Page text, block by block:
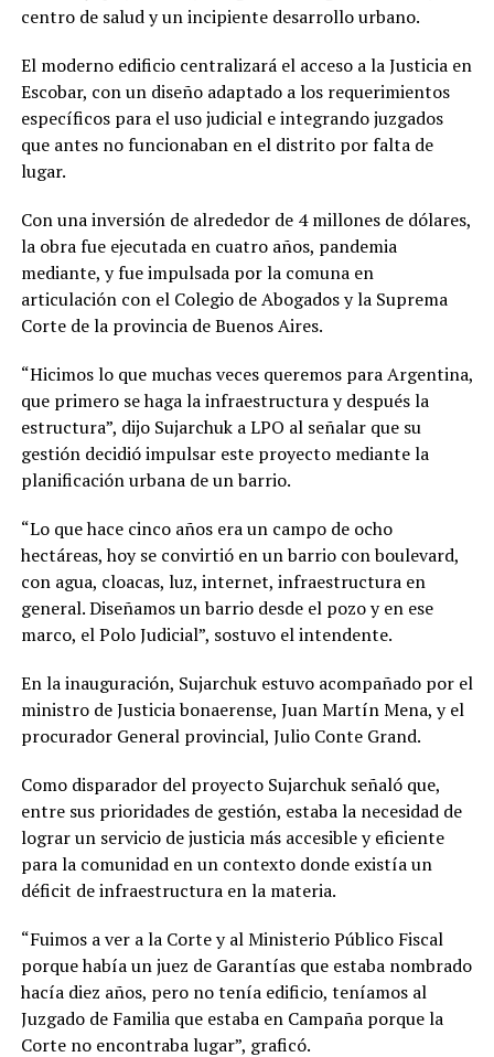
centro de salud y un incipiente desarrollo urbano.
El moderno edificio centralizará el acceso a la Justicia en
Escobar, con un diseño adaptado a los requerimientos
específicos para el uso judicial e integrando juzgados
que antes no funcionaban en el distrito por falta de
lugar.
Con una inversión de alrededor de 4 millones de dólares,
la obra fue ejecutada en cuatro años, pandemia
mediante, y fue impulsada por la comuna en
articulación con el Colegio de Abogados y la Suprema
Corte de la provincia de Buenos Aires.
“Hicimos lo que muchas veces queremos para Argentina,
que primero se haga la infraestructura y después la
estructura”, dijo Sujarchuk a LPO al señalar que su
gestión decidió impulsar este proyecto mediante la
planificación urbana de un barrio.
“Lo que hace cinco años era un campo de ocho
hectáreas, hoy se convirtió en un barrio con boulevard,
con agua, cloacas, luz, internet, infraestructura en
general. Diseñamos un barrio desde el pozo y en ese
marco, el Polo Judicial”, sostuvo el intendente.
En la inauguración, Sujarchuk estuvo acompañado por el
ministro de Justicia bonaerense, Juan Martín Mena, y el
procurador General provincial, Julio Conte Grand.
Como disparador del proyecto Sujarchuk señaló que,
entre sus prioridades de gestión, estaba la necesidad de
lograr un servicio de justicia más accesible y eficiente
para la comunidad en un contexto donde existía un
déficit de infraestructura en la materia.
“Fuimos a ver a la Corte y al Ministerio Público Fiscal
porque había un juez de Garantías que estaba nombrado
hacía diez años, pero no tenía edificio, teníamos al
Juzgado de Familia que estaba en Campaña porque la
Corte no encontraba lugar”, graficó.